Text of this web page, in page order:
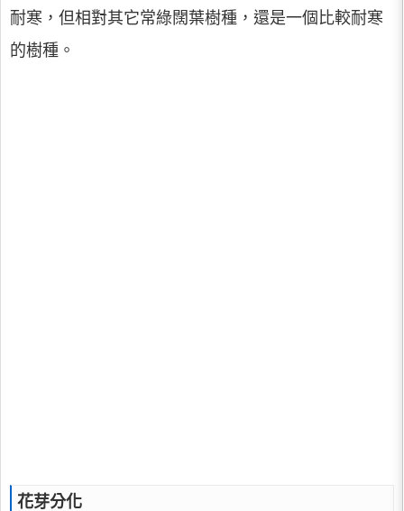
耐寒，但相對其它常綠闊葉樹種，還是一個比較耐寒
的樹種。
花芽分化